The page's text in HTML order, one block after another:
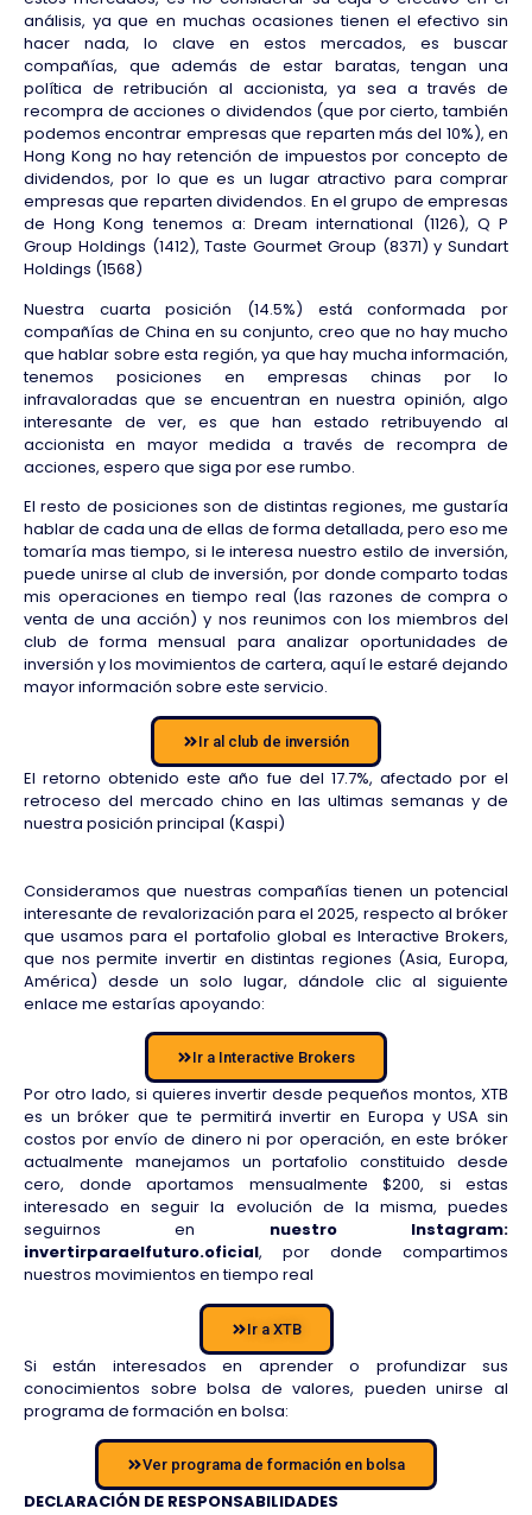
análisis, ya que en muchas ocasiones tienen el efectivo sin
hacer nada, lo clave en estos mercados, es buscar
compañías, que además de estar baratas, tengan una
política de retribución al accionista, ya sea a través de
recompra de acciones o dividendos (que por cierto, también
podemos encontrar empresas que reparten más del 10%), en
Hong Kong no hay retención de impuestos por concepto de
dividendos, por lo que es un lugar atractivo para comprar
empresas que reparten dividendos. En el grupo de empresas
de Hong Kong tenemos a: Dream international (1126), Q P
Group Holdings (1412), Taste Gourmet Group (8371) y Sundart
Holdings (1568)
Nuestra cuarta posición (14.5%) está conformada por
compañías de China en su conjunto, creo que no hay mucho
que hablar sobre esta región, ya que hay mucha información,
tenemos posiciones en empresas chinas por lo
infravaloradas que se encuentran en nuestra opinión, algo
interesante de ver, es que han estado retribuyendo al
accionista en mayor medida a través de recompra de
acciones, espero que siga por ese rumbo.
El resto de posiciones son de distintas regiones, me gustaría
hablar de cada una de ellas de forma detallada, pero eso me
tomaría mas tiempo, si le interesa nuestro estilo de inversión,
puede unirse al club de inversión, por donde comparto todas
mis operaciones en tiempo real (las razones de compra o
venta de una acción) y nos reunimos con los miembros del
club de forma mensual para analizar oportunidades de
inversión y los movimientos de cartera, aquí le estaré dejando
mayor información sobre este servicio.
Ir al club de inversión
El retorno obtenido este año fue del 17.7%, afectado por el
retroceso del mercado chino en las ultimas semanas y de
nuestra posición principal (Kaspi)
Consideramos que nuestras compañías tienen un potencial
interesante de revalorización para el 2025, respecto al bróker
que usamos para el portafolio global es Interactive Brokers,
que nos permite invertir en distintas regiones (Asia, Europa,
América) desde un solo lugar, dándole clic al siguiente
enlace me estarías apoyando:
Ir a Interactive Brokers
Por otro lado, si quieres invertir desde pequeños montos, XTB
es un bróker que te permitirá invertir en Europa y USA sin
costos por envío de dinero ni por operación, en este bróker
actualmente manejamos un portafolio constituido desde
cero, donde aportamos mensualmente $200, si estas
interesado en seguir la evolución de la misma, puedes
seguirnos en nuestro Instagram:
invertirparaelfuturo.oficial, por donde compartimos
nuestros movimientos en tiempo real
Ir a XTB
Si están interesados en aprender o profundizar sus
conocimientos sobre bolsa de valores, pueden unirse al
programa de formación en bolsa:
Ver programa de formación en bolsa
DECLARACIÓN DE RESPONSABILIDADES